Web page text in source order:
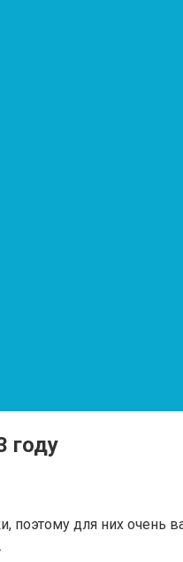
году
для них очень